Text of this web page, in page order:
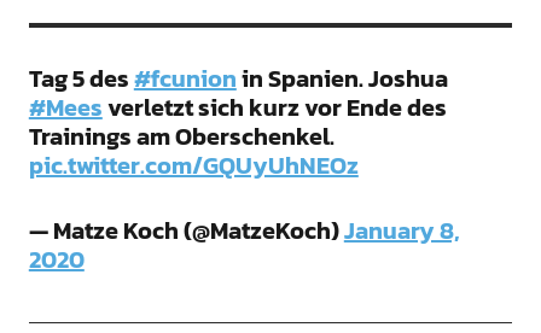
Tag 5 des#fcunionin Spanien. Joshua
#Meesverletzt sich kurz vor Ende des
Trainings am Oberschenkel.
pic.twitter.com/GQUyUhNEOz
— Matze Koch (@MatzeKoch)January 8,
2020